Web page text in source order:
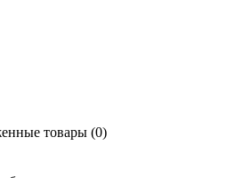
товары (0)